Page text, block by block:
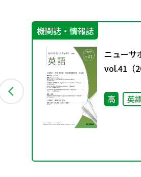
機関誌・情報誌
ニューサ
vol.41（
高 英